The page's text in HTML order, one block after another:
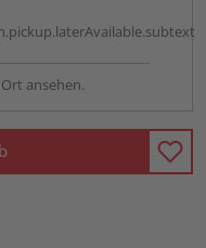
ansehen.